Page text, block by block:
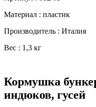
Материал : пластик
Производитель : Италия
Вес : 1,3 кг
Кормушка
индюков, гусей